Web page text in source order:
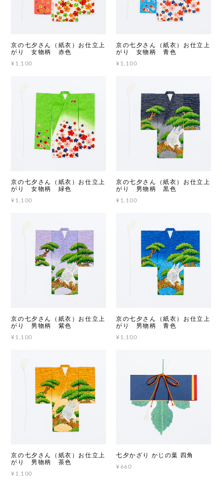
京の七夕さん（紙衣）お仕立上
がり 女物柄 赤色
¥1,100
京の七夕さん（紙衣）お仕立上
がり 女物柄 青色
¥1,100
京の七夕さん（紙衣）お仕立上
がり 女物柄 緑色
¥1,100
京の七夕さん（紙衣）お仕立上
がり 男物柄 黒色
¥1,100
京の七夕さん（紙衣）お仕立上
がり 男物柄 紫色
¥1,100
京の七夕さん（紙衣）お仕立上
がり 男物柄 青色
¥1,100
京の七夕さん（紙衣）お仕立上
がり 男物柄 茶色
¥1,100
七夕かざり かじの葉 四角
¥660